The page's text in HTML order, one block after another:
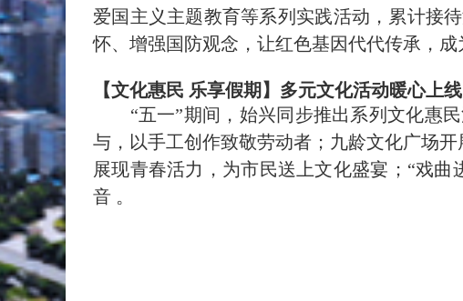
爱国主义主题教育等系列实践活动，累计接
怀、增强国防观念，让红色基因代代传承，成
【文化惠民 乐享假期】多元文化活动暖心上
“五一”期间，始兴同步推出系列文化惠
与，以手工创作致敬劳动者；九龄文化广场
展现青春活力，为市民送上文化盛宴；“戏
音 。